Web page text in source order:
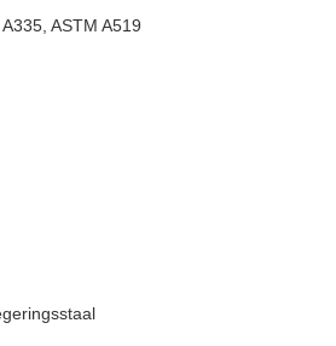
ASTM A519